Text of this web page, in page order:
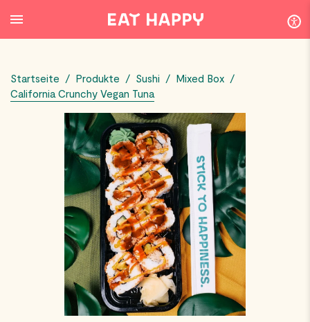
Startseite / Produkte / Sushi / Mixed Box /
California Crunchy Vegan Tuna